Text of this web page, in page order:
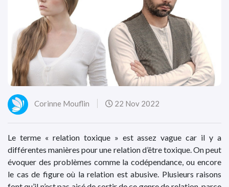
Corinne Mouflin 22 Nov 2022
Le terme « relation toxique » est assez vague car il y a
différentes manières pour une relation d’être toxique. On peut
évoquer des problèmes comme la codépendance, ou encore
le cas de figure où la relation est abusive. Plusieurs raisons